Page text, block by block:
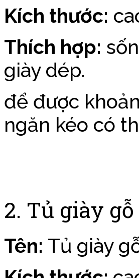
Kích thước:
Thích hợp:
giày dép.
để được
ngăn kéo có
2. Tủ giày
Tên: Tủ giày